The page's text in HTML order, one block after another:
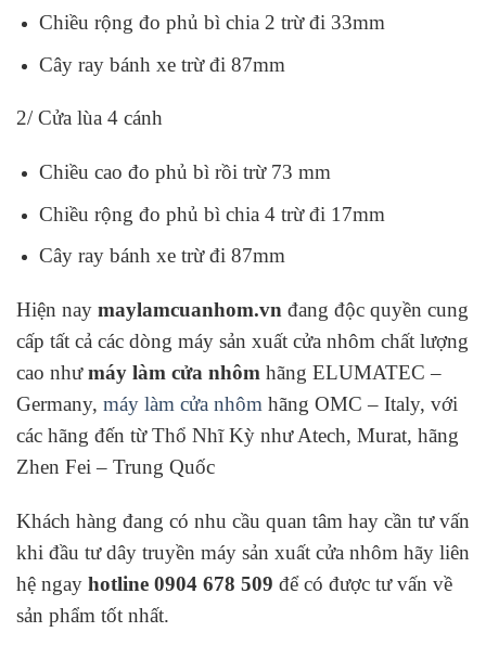
Chiều rộng đo phủ bì chia 2 trừ đi 33mm
Cây ray bánh xe trừ đi 87mm
2/ Cửa lùa 4 cánh
Chiều cao đo phủ bì rồi trừ 73 mm
Chiều rộng đo phủ bì chia 4 trừ đi 17mm
Cây ray bánh xe trừ đi 87mm
Hiện nay maylamcuanhom.vn đang độc quyền cung
cấp tất cả các dòng máy sản xuất cửa nhôm chất lượng
cao nhưmáy làm cửa nhôm hãng ELUMATEC –
Germany, máy làm cửa nhôm hãng OMC – Italy, với
các hãng đến từ Thổ Nhĩ Kỳ như Atech, Murat, hãng
Zhen Fei – Trung Quốc
Khách hàng đang có nhu cầu quan tâm hay cần tư vấn
khi đầu tư dây truyền máy sản xuất cửa nhôm hãy liên
hệ ngay hotline 0904 678 509 để có được tư vấn về
sản phẩm tốt nhất.